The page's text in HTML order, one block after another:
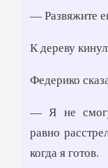
— Развяжите
К дереву
Федерико
— Я не
равно
когда я готов.